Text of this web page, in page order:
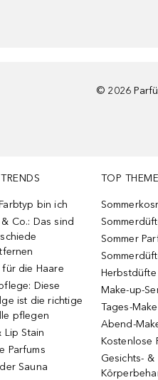
© 2026
bin ich
& Co.: Das sind
die Haare
Diese
ist die richtige
pflegen
Lip Stain
Parfums
Sauna
TOP
Sommer
Herbstdüfte
Make-up-
Tages-
Abend-
Kostenlose
Gesichts- &